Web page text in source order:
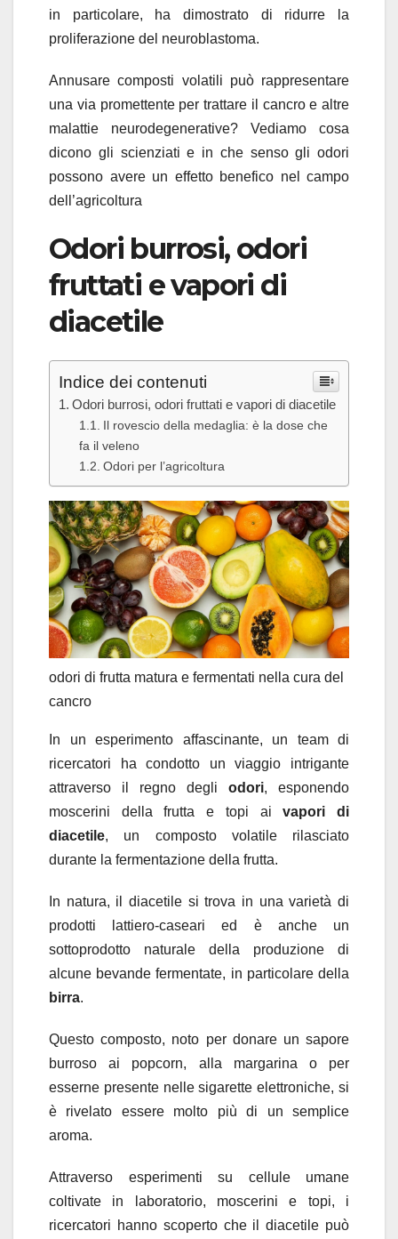
in particolare, ha dimostrato di ridurre la
proliferazione del neuroblastoma.
Annusare composti volatili può rappresentare
una via promettente per trattare il cancro e altre
malattie neurodegenerative? Vediamo cosa
dicono gli scienziati e in che senso gli odori
possono avere un effetto benefico nel campo
dell’agricoltura
Odori burrosi, odori
fruttati e vapori di
diacetile
Indice dei contenuti
Odori burrosi, odori fruttati e vapori di diacetile
Il rovescio della medaglia: è la dose che
fa il veleno
Odori per l’agricoltura
odori di frutta matura e fermentati nella cura del
cancro
In un esperimento affascinante, un team di
ricercatori ha condotto un viaggio intrigante
attraverso il regno degli odori, esponendo
moscerini della frutta e topi aivapori di
diacetile, un composto volatile rilasciato
durante la fermentazione della frutta.
In natura, il diacetile si trova in una varietà di
prodotti lattiero-caseari ed è anche un
sottoprodotto naturale della produzione di
alcune bevande fermentate, in particolare della
birra.
Questo composto, noto per donare un sapore
burroso ai popcorn, alla margarina o per
esserne presente nelle sigarette elettroniche, si
è rivelato essere molto più di un semplice
aroma.
Attraverso esperimenti su cellule umane
coltivate in laboratorio, moscerini e topi, i
ricercatori hanno scoperto che il diacetile può